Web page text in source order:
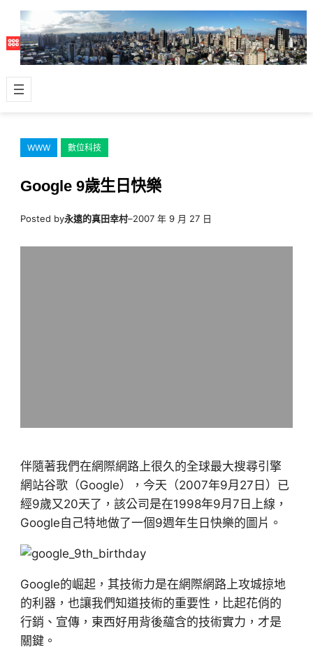
主
容
WWW 數位科技
Google 9歲生日快樂
Posted by永遠的真田幸村–2007 年 9 月 27 日
伴隨著我們在網際網路上很久的全球最大搜尋引擎
網站谷歌（Google），今天（2007年9月27日）已
經9歲又20天了，該公司是在1998年9月7日上線，
Google自己特地做了一個9週年生日快樂的圖片。
Google的崛起，其技術力是在網際網路上攻城掠地
的利器，也讓我們知道技術的重要性，比起花俏的
行銷、宣傳，東西好用背後蘊含的技術實力，才是
關鍵。